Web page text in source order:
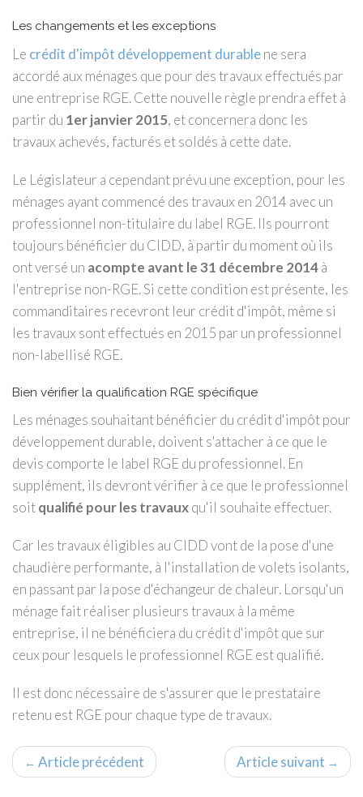
Les changements et les exceptions
Le crédit d'impôt développement durablene sera
accordé aux ménages que pour des travaux effectués par
une entreprise RGE. Cette nouvelle règle prendra effet à
partir du 1er janvier 2015, et concernera donc les
travaux achevés, facturés et soldés à cette date.
Le Législateur a cependant prévu une exception, pour les
ménages ayant commencé des travaux en 2014 avec un
professionnel non-titulaire du label RGE. Ils pourront
toujours bénéficier du CIDD, à partir du moment où ils
ont versé un acompte avant le 31 décembre 2014à
l'entreprise non-RGE. Si cette condition est présente, les
commanditaires recevront leur crédit d'impôt, même si
les travaux sont effectués en 2015 par un professionnel
non-labellisé RGE.
Bien vérifier la qualification RGE spécifique
Les ménages souhaitant bénéficier du crédit d'impôt pour
développement durable, doivent s'attacher à ce que le
devis comporte le label RGE du professionnel. En
supplément, ils devront vérifier à ce que le professionnel
soitqualifié pour les travauxqu'il souhaite effectuer.
Car les travaux éligibles au CIDD vont de la pose d'une
chaudière performante, à l'installation de volets isolants,
en passant par la pose d'échangeur de chaleur. Lorsqu'un
ménage fait réaliser plusieurs travaux à la même
entreprise, il ne bénéficiera du crédit d'impôt que sur
ceux pour lesquels le professionnel RGE est qualifié.
Il est donc nécessaire de s'assurer que le prestataire
retenu est RGE pour chaque type de travaux.
← Article précédent Article suivant →